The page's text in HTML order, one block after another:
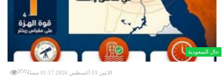
حال السعودية
الاثنين 03 أغسطس 2026 01:17 مساءً 950